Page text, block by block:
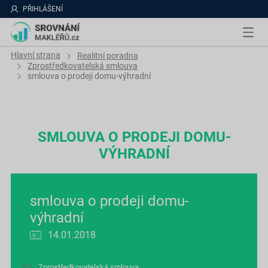
PŘIHLÁŠENÍ
Hlavní strana
Realitní poradna
Zprostředkovatelská smlouva
smlouva o prodeji domu-výhradní
SMLOUVA O PRODEJI DOMU-
VÝHRADNÍ
smlouva o prodeji domu-
výhradní
14.01.2018